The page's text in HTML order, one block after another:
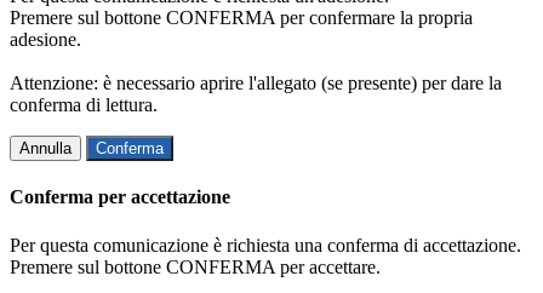
Premere sul bottone CONFERMA per confermare la propria
adesione.
Attenzione: è necessario aprire l'allegato (se presente) per dare la
conferma di lettura.
Annulla Conferma
Conferma per accettazione
Per questa comunicazione è richiesta una conferma di accettazione.
Premere sul bottone CONFERMA per accettare.